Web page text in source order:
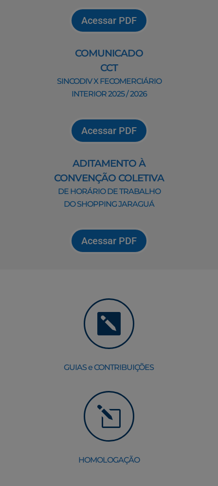
Acessar PDF
COMUNICADO
CCT
SINCODIV X FECOMERCIÁRIO
INTERIOR 2025 / 2026
Acessar PDF
ADITAMENTO À
CONVENÇÃO COLETIVA
DE HORÁRIO DE TRABALHO
DO SHOPPING JARAGUÁ
Acessar PDF

GUIAS e CONTRIBUIÇÕES
l
HOMOLOGAÇÃO